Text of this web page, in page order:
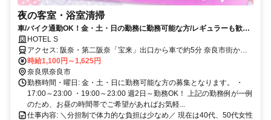
夜の客室・浴室清掃
車/バイク通勤OK！金・土・日の勤務に勤務可能な方/レギュラーも歓迎
◎ 対面接客一切なし！
HOTEL S
アクセス: 阪奈・第二阪奈「宝来」出口から車で約5分 奈良市街から
も車で約5分ほど！
時給1,100円～1,625円
奈良県奈良市
勤務時間・曜日: 金・土・日に勤務可能な方の募集となります。 ・
17:00～23:00 ・19:00～23:00 週2日～勤務OK！ 上記の勤務例が一例
のため、お昼の時間帯でご希望があればお気軽...
仕事内容: ＼分担制で体力的な負担は少なめ／ 現在は40代、50代女性